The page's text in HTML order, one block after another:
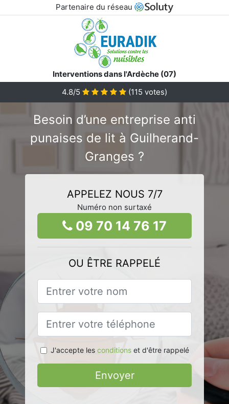
Partenaire du réseau
Interventions dans l'Ardèche (07)
4.8/5
(115 votes)
Besoin d’une entreprise anti
punaises de lit à Guilherand-
Granges ?
APPELEZ NOUS 7/7
Numéro non surtaxé
09 70 14 76 17
OU ÊTRE RAPPELÉ
J'accepte les conditionset d'être rappelé
Envoyer